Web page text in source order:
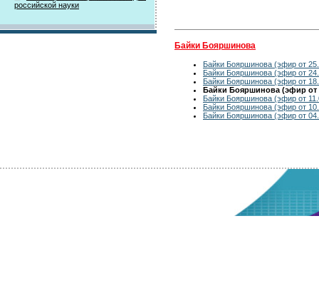
российской науки
Байки Бояршинова
Байки Бояршинова (эфир от
Байки Бояршинова (эфир от
Байки Бояршинова (эфир от
Байки Бояршинова (эфир от
Байки Бояршинова (эфир от
Байки Бояршинова (эфир от
Байки Бояршинова (эфир от